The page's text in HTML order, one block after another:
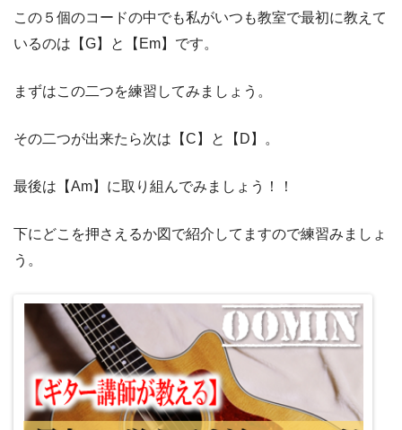
この５個のコードの中でも私がいつも教室で最初に教えて
いるのは【G】と【Em】です。
まずはこの二つを練習してみましょう。
その二つが出来たら次は【C】と【D】。
最後は【Am】に取り組んでみましょう！！
下にどこを押さえるか図で紹介してますので練習みましょ
う。